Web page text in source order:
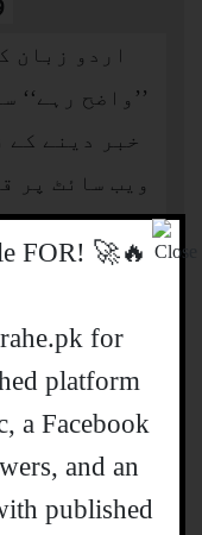
اردو زبان
’’واضح رہے‘‘
خبر دینے کے
ویب سائٹ پر
حاضرہ
رکھتے
FOR
for
platform
a Facebook
and an
published